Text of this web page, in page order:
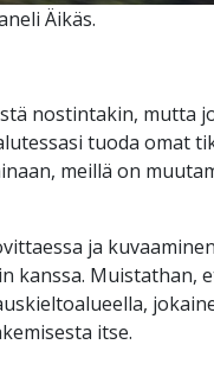
Äikäs.
nostintakin, mutta
tuoda omat
meillä on
ja
kanssa. Muistathan,
itse.